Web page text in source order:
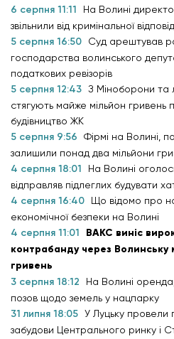
6 серпня 11:11
На Волині
звільнили від кримінальної
5 серпня 16:50
Суд арештував
господарства волинського
податкових ревізорів
5 серпня 12:43 З Міноборони та
стягують майже мільйон гривень
будівництво ЖК
5 серпня 9:56
Фірмі на Волині,
залишили понад два мільйони
4 серпня 18:01
На Волині
відправляв підлеглих будувати
4 серпня 16:40
Що відомо про
економічної безпеки на Волині
4 серпня 11:01
ВАКС виніс
контрабанду через Волинську
гривень
3 серпня 18:12
На Волині
позов щодо земель у нацпарку
31 липня 18:05 У Луцьку провели
забудови Центрального ринку і